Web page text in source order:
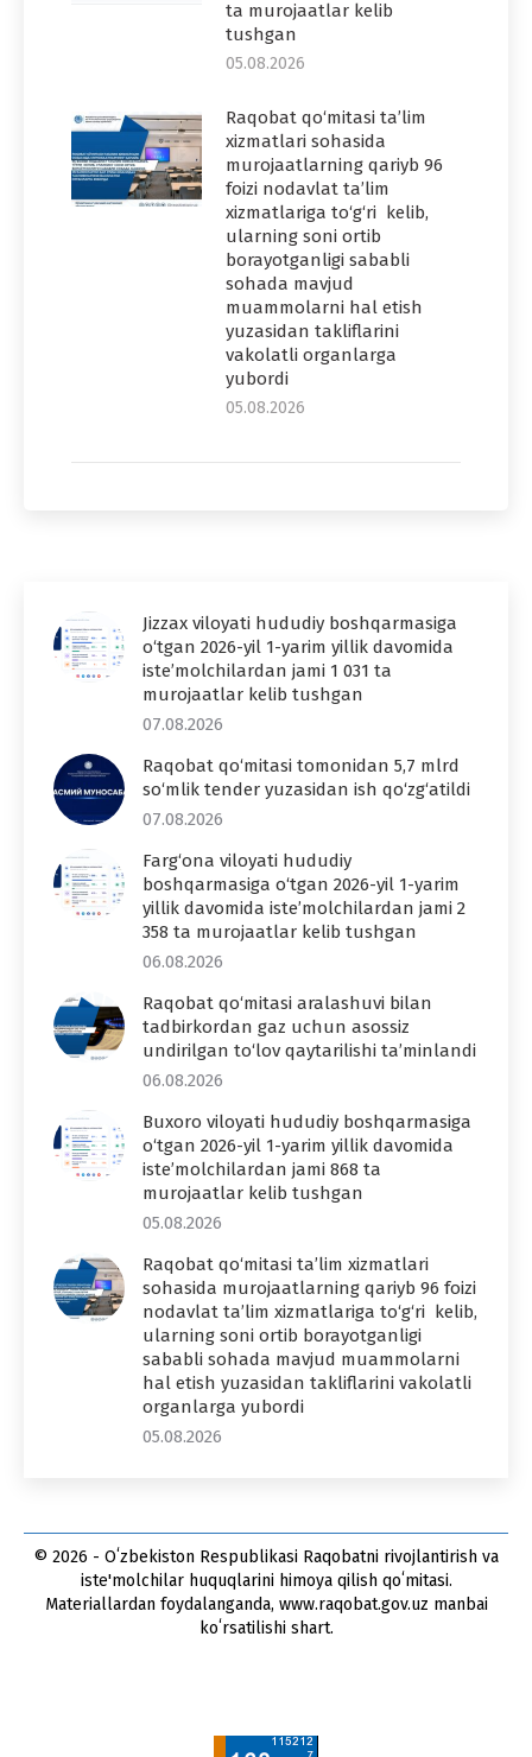
ta murojaatlar kelib
tushgan
05.08.2026
Raqobat qo‘mitasi ta’lim
xizmatlari sohasida
murojaatlarning qariyb 96
foizi nodavlat ta’lim
xizmatlariga to‘g‘ri kelib,
ularning soni ortib
borayotganligi sababli
sohada mavjud
muammolarni hal etish
yuzasidan takliflarini
vakolatli organlarga
yubordi
05.08.2026
Jizzax viloyati hududiy boshqarmasiga
o‘tgan 2026-yil 1-yarim yillik davomida
iste’molchilardan jami 1 031 ta
murojaatlar kelib tushgan
07.08.2026
Raqobat qo‘mitasi tomonidan 5,7 mlrd
so‘mlik tender yuzasidan ish qo‘zg‘atildi
07.08.2026
Farg‘ona viloyati hududiy
boshqarmasiga o‘tgan 2026-yil 1-yarim
yillik davomida iste’molchilardan jami 2
358 ta murojaatlar kelib tushgan
06.08.2026
Raqobat qo‘mitasi aralashuvi bilan
tadbirkordan gaz uchun asossiz
undirilgan to‘lov qaytarilishi ta’minlandi
06.08.2026
Buxoro viloyati hududiy boshqarmasiga
o‘tgan 2026-yil 1-yarim yillik davomida
iste’molchilardan jami 868 ta
murojaatlar kelib tushgan
05.08.2026
Raqobat qo‘mitasi ta’lim xizmatlari
sohasida murojaatlarning qariyb 96 foizi
nodavlat ta’lim xizmatlariga to‘g‘ri kelib,
ularning soni ortib borayotganligi
sababli sohada mavjud muammolarni
hal etish yuzasidan takliflarini vakolatli
organlarga yubordi
05.08.2026
© 2026 - Oʻzbekiston Respublikasi Raqobatni rivojlantirish va
iste'molchilar huquqlarini himoya qilish qoʻmitasi.
Materiallardan foydalanganda, www.raqobat.gov.uz manbai
koʻrsatilishi shart.